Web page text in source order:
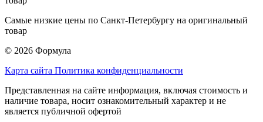
Самые низкие цены по Санкт-Петербургу на оригинальный
товар
© 2026 Формула
Карта сайта Политика конфиденциальности
Представленная на сайте информация, включая стоимость и
наличие товара, носит ознакомительный характер и не
является публичной офертой